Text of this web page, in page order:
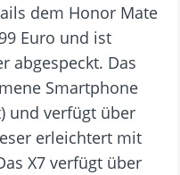
dem Honor Mate
Euro und ist
abgespeckt. Das
Smartphone
und verfügt über
erleichtert mit
X7 verfügt über